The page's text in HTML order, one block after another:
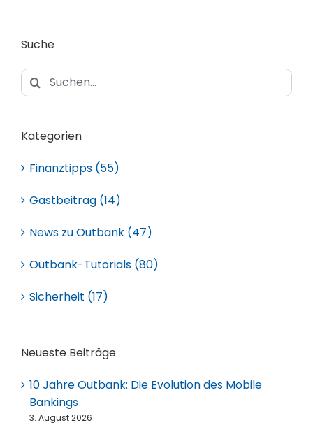
Suche
Suche
nach:
Kategorien
Finanztipps (55)
Gastbeitrag (14)
News zu Outbank (47)
Outbank-Tutorials (80)
Sicherheit (17)
Neueste Beiträge
10 Jahre Outbank: Die Evolution des Mobile
Bankings
3. August 2026